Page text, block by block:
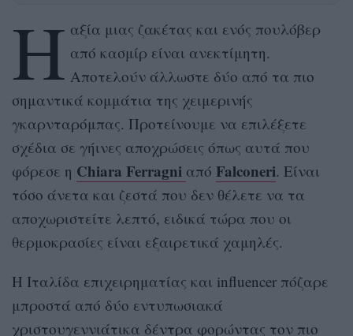
Η αξία μιας ζακέτας και ενός πουλόβερ
από κασμίρ είναι ανεκτίμητη.
Αποτελούν άλλωστε δύο από τα πιο
σημαντικά κομμάτια της χειμερινής
γκαρνταρόμπας. Προτείνουμε να επιλέξετε
σχέδια σε γήινες αποχρώσεις όπως αυτά που
φόρεσε η Chiara Ferragni από Falconeri. Είναι
τόσο άνετα και ζεστά που δεν θέλετε να τα
αποχωριστείτε λεπτό, ειδικά τώρα που οι
θερμοκρασίες είναι εξαιρετικά χαμηλές.
Η Ιταλίδα επιχειρηματίας και influencer πόζαρε
μπροστά από δύο εντυπωσιακά
χριστουγεννιάτικα δέντρα φορώντας τον πιο